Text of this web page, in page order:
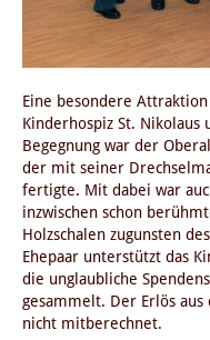
Eine besondere
Kinderhospiz St.
Begegnung war der
der mit seiner
fertigte. Mit dabei war
inzwischen schon
Holzschalen zugunsten
Ehepaar unterstützt das
die unglaubliche
gesammelt. Der Erlös
nicht mitberechnet.